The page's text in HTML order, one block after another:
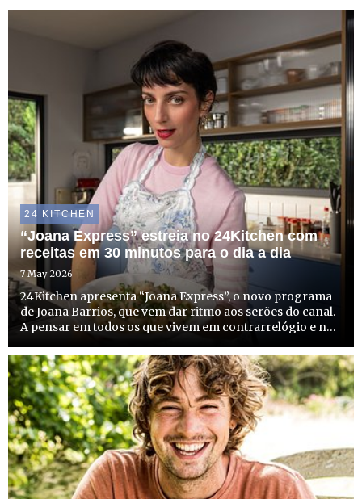
24 KITCHEN
“Joana Express” estreia no 24Kitchen com
receitas em 30 minutos para o dia a dia
7 May 2026
24Kitchen apresenta “Joana Express”, o novo programa
de Joana Barrios, que vem dar ritmo aos serões do canal.
A pensar em todos os que vivem em contrarrelógio e não
criatividade e estilo à mesa, o programa é um aliado de ...